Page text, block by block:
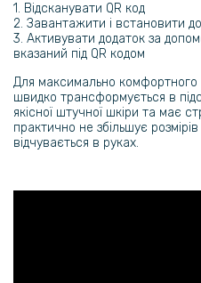
169 грн
Захисна рамка зі склом на задню
Samsung Galaxy S23 Ultra
159
199 грн
1. Відсканувати QR код
2. Завантажити і встановити
3. Активувати додаток за
вказаний під QR кодом
Для максимально комфортного
швидко трансформується в
якісної штучної шкіри та має
практично не збільшує
відчувається в руках.